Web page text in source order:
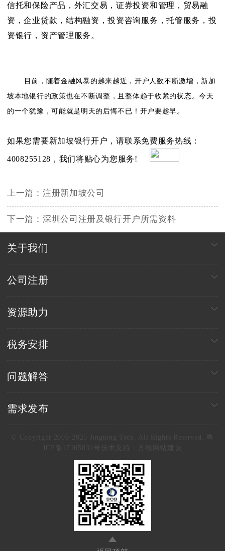
信托和保险产品，外汇交易，证券投资和管理，贸易融
资，企业贷款，结构融资，投资咨询服务，托管服务，投
资银行，资产管理服务。
目前，随着金融风暴的越来越近，开户人数不断激增，新加
坡本地银行的政策也在不断调整，且整体趋于收紧的状态。今天
的一个犹豫，可能就是明天的后悔不已！开户要趁早。
如果您需要新加坡银行开户 ，请联系免费服务热线：
4008255128，我们将贴心为您服务!
上一篇： 注册新加坡公司
下一篇： 深圳公司注册及银行开户所需资料
关于我们
公司注册
资源助力
税务安排
问题解答
需求发布
© Copyright 2009-2025 Jingtong Teck. All Rights Reserved. 粤
ICP备17165031号
方维网站建设